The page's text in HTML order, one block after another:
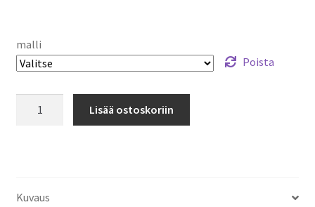
malli
Poista
Lisää ostoskoriin
Kuvaus